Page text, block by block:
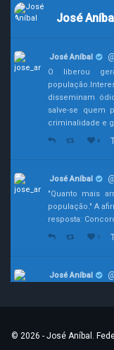
José Aníbal
José Aníbal
O liberou
disseminam
salve-se quem
criminalidade e
4
José Aníbal
"Quanto mais
população." A
resposta:
1
José Aníbal
© 2026 - José Aníbal.